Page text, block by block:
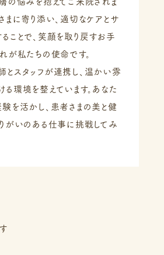
まに寄り添い、適切なケアとサ
ことで、笑顔を取り戻すお手
が私たちの使命です。
スタッフが連携し、温かい雰
環境を整えています。あなた
を活かし、患者さまの美と健
がいのある仕事に挑戦してみ